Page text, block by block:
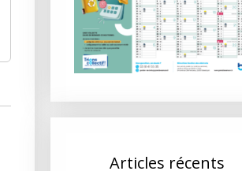
Articles récents